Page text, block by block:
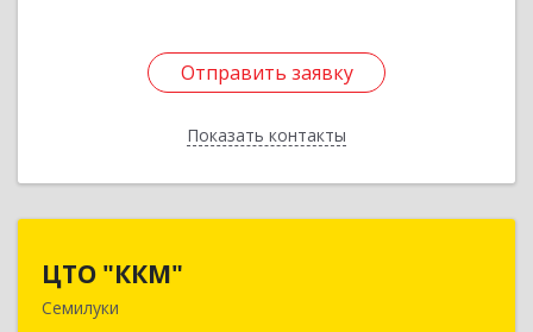
Отправить заявку
Показать контакты
Отправить заявку
Назад
ЦТО "ККМ"
Семилуки